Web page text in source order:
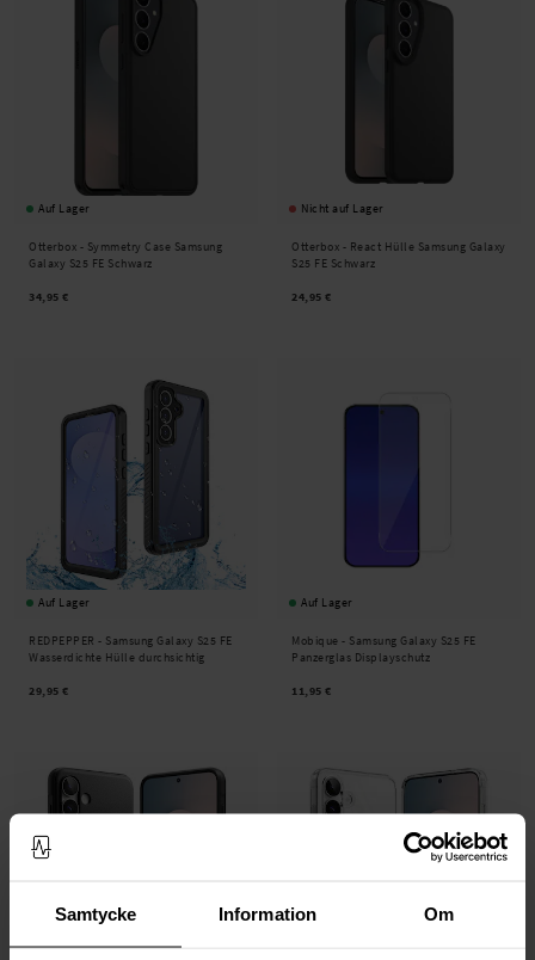
Samtycke Information Om
Auf Lager
Otterbox - Symmetry Case Samsung
Galaxy S25 FE Schwarz
34,95 €
Nicht auf Lager
Otterbox - React Hülle Samsung Galaxy
S25 FE Schwarz
24,95 €
Auf Lager
REDPEPPER - Samsung Galaxy S25 FE
Wasserdichte Hülle durchsichtig
29,95 €
Auf Lager
Mobique - Samsung Galaxy S25 FE
Panzerglas Displayschutz
11,95 €